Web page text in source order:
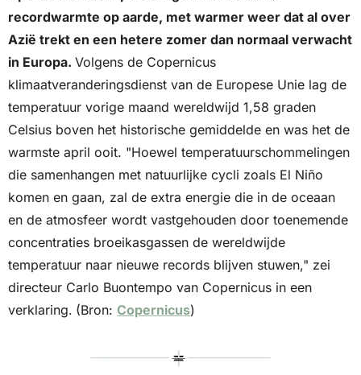
recordwarmte op aarde, met warmer weer dat al over
Azië trekt en een hetere zomer dan normaal verwacht
in Europa. Volgens de Copernicus
klimaatveranderingsdienst van de Europese Unie lag de
temperatuur vorige maand wereldwijd 1,58 graden
Celsius boven het historische gemiddelde en was het de
warmste april ooit. "Hoewel temperatuurschommelingen
die samenhangen met natuurlijke cycli zoals El Niño
komen en gaan, zal de extra energie die in de oceaan
en de atmosfeer wordt vastgehouden door toenemende
concentraties broeikasgassen de wereldwijde
temperatuur naar nieuwe records blijven stuwen," zei
directeur Carlo Buontempo van Copernicus in een
verklaring. (Bron: Copernicus)